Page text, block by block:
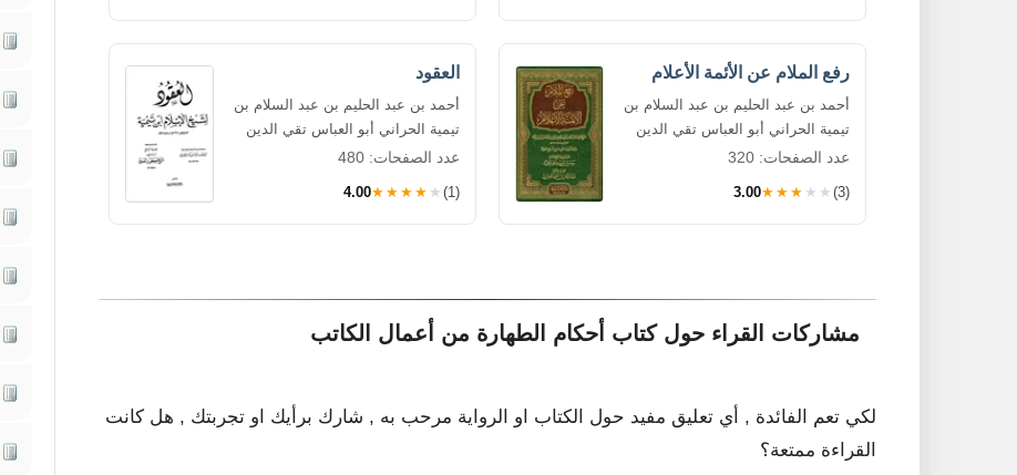
رفع الملام عن الأئمة الأعلام
أحمد بن عبد الحليم بن عبد السلام بن
تيمية الحراني أبو العباس تقي الدين
عدد الصفحات: 320
3.00★★★★★ (3)
العقود
أحمد بن عبد الحليم بن عبد السلام بن
تيمية الحراني أبو العباس تقي الدين
عدد الصفحات: 480
4.00★★★★★ (1)
مشاركات القراء حول كتاب أحكام الطهارة من أعمال الكاتب
لكي تعم الفائدة , أي تعليق مفيد حول الكتاب او الرواية مرحب به , شارك برأيك او تجربتك , هل كانت
القراءة ممتعة؟